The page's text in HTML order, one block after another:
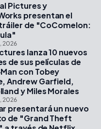
Pictures y
presentan el
de "CoComelon:
2026
lanza 10 nuevos
de sus películas de
con Tobey
Andrew Garfield,
y Miles Morales
2026
presentará un nuevo
de "Grand Theft